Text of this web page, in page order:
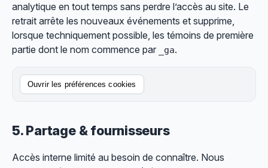
analytique en tout temps sans perdre l’accès au site. Le
retrait arrête les nouveaux événements et supprime,
lorsque techniquement possible, les témoins de première
partie dont le nom commence par
_ga.
Ouvrir les préférences cookies
5. Partage & fournisseurs
Accès interne limité au besoin de connaître. Nous